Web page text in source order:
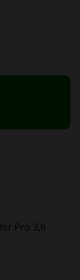
Pró 3,6